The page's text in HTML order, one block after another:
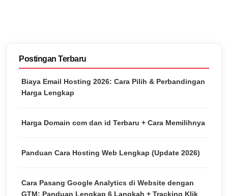
Postingan Terbaru
Biaya Email Hosting 2026: Cara Pilih & Perbandingan
Harga Lengkap
Harga Domain com dan id Terbaru + Cara Memilihnya
Panduan Cara Hosting Web Lengkap (Update 2026)
Cara Pasang Google Analytics di Website dengan
GTM: Panduan Lengkap 6 Langkah + Tracking Klik